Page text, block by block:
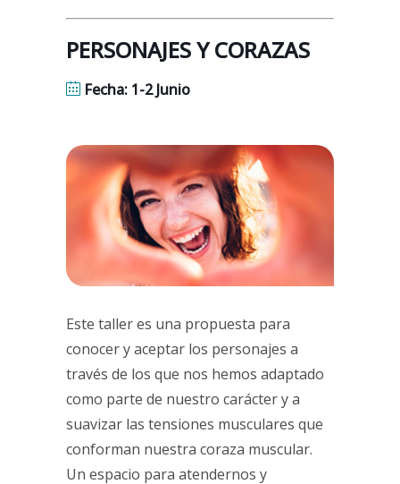
PERSONAJES Y CORAZAS
Fecha: 1-2 Junio
Este taller es una propuesta para
conocer y aceptar los personajes a
través de los que nos hemos adaptado
como parte de nuestro carácter y a
suavizar las tensiones musculares que
conforman nuestra coraza muscular.
Un espacio para atendernos y